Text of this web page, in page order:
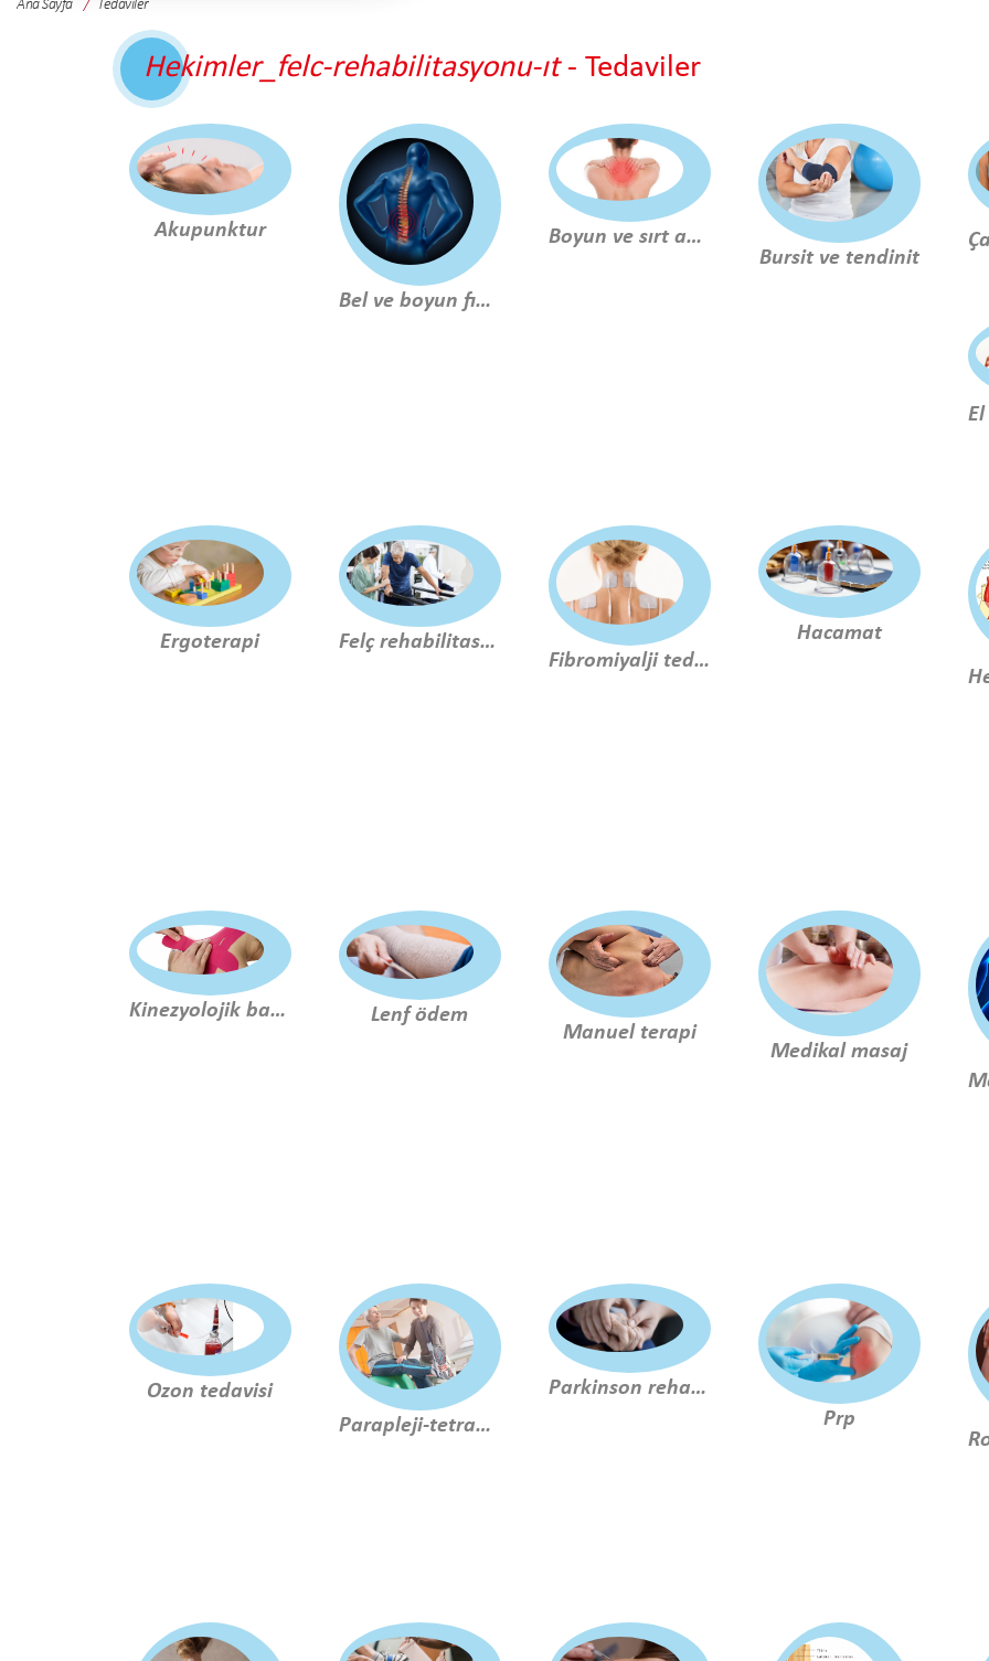
Ana Sayfa Tedaviler
Hekimler_felc-rehabilitasyonu-ıt- Tedaviler
Akupunktur
Bel ve boyun fıtıkları
Boyun ve sırt ağrıları
Bursit ve tendinit
Ergoterapi
Felç rehabilitasyonu
Fibromiyalji tedavisi
Hacamat
Kinezyolojik bantlama
Lenf ödem
Manuel terapi
Medikal masaj
Ozon tedavisi
Parapleji-tetraplaji rehabilitasyonu
Parkinson rehabilitasyonu
Prp